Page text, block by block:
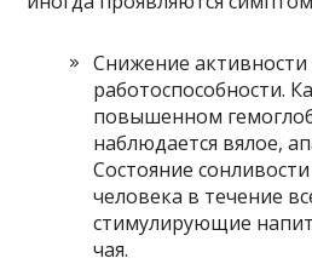
Снижение активности
работоспособности.
повышенном
наблюдается вялое,
Состояние
человека в течение
стимулирующие
чая.